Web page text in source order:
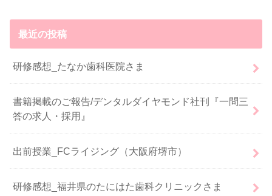
最近の投稿
研修感想_たなか歯科医院さま
書籍掲載のご報告/デンタルダイヤモンド社刊『一問三
答の求人・採用』
出前授業_FCライジング（大阪府堺市）
研修感想_福井県のたにはた歯科クリニックさま